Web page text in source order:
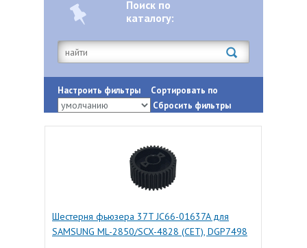
Поиск по
каталогу:
Настроить фильтры Сортировать по
Сбросить фильтры
Шестерня фьюзера 37T JC66-01637A для
SAMSUNG ML-2850/SCX-4828 (CET), DGP7498